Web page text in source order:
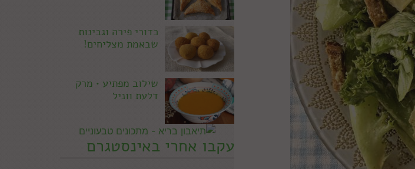
כדורי פירה וגבינות
שבאמת מצליחים!
שילוב מפתיע • מרק
דלעת ווניל
עקבו אחרי באינסטגרם